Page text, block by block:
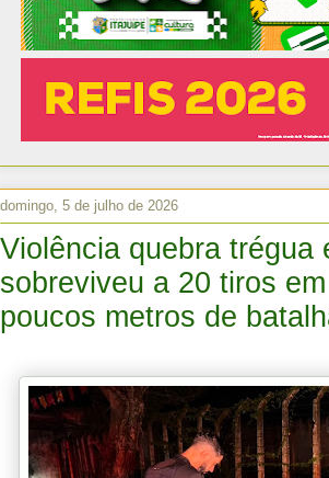
domingo, 5 de julho de 2026
Violência quebra trégua
sobreviveu a 20 tiros
poucos metros de